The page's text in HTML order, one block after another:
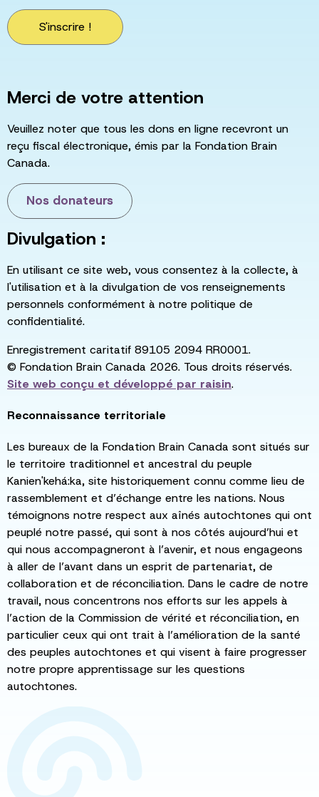
S'inscrire !
Merci de votre attention
Veuillez noter que tous les dons en ligne recevront un
reçu fiscal électronique, émis par la Fondation Brain
Canada.
Nos donateurs
Divulgation :
En utilisant ce site web, vous consentez à la collecte, à
l'utilisation et à la divulgation de vos renseignements
personnels conformément à notre politique de
confidentialité.
Enregistrement caritatif 89105 2094 RR0001.
© Fondation Brain Canada 2026. Tous droits réservés.
Site web conçu et développé par raisin.
Reconnaissance territoriale
Les bureaux de la Fondation Brain Canada sont situés sur
le territoire traditionnel et ancestral du peuple
Kanien'kehá:ka, site historiquement connu comme lieu de
rassemblement et d’échange entre les nations. Nous
témoignons notre respect aux aînés autochtones qui ont
peuplé notre passé, qui sont à nos côtés aujourd’hui et
qui nous accompagneront à l’avenir, et nous engageons
à aller de l’avant dans un esprit de partenariat, de
collaboration et de réconciliation. Dans le cadre de notre
travail, nous concentrons nos efforts sur les appels à
l’action de la Commission de vérité et réconciliation, en
particulier ceux qui ont trait à l’amélioration de la santé
des peuples autochtones et qui visent à faire progresser
notre propre apprentissage sur les questions
autochtones.